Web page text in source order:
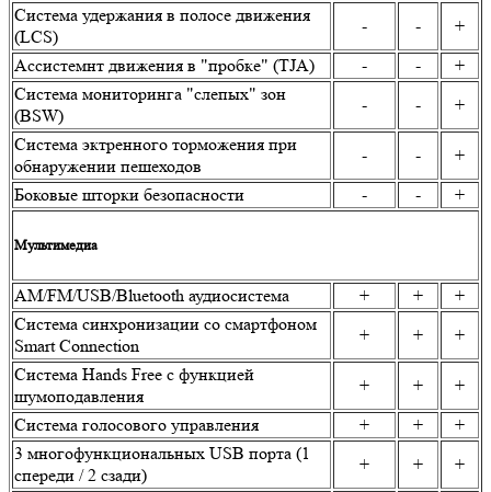
Система удержания в полосе движения
(LCS)
- -
+
Ассистемнт движения в "пробке" (TJA)
- -
+
Система мониторинга "слепых" зон
(BSW)
- -
+
Система эктренного торможения при
обнаружении пешеходов
- -
+
Боковые шторки безопасности
- - +
Мультимедиа
AM/FM/USB/Bluetooth аудиосистема + +
+
Система синхронизации со смартфоном
Smart Connection
+ +
+
Система Hands Free с функцией
шумоподавления
+ +
+
Система голосового управления
+ +
+
3 многофункциональных USB порта (1
спереди / 2 сзади)
+ +
+